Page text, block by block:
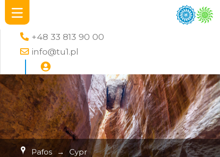
+48 33 813 90 00
info@tu1.pl
Pafos → Cypr